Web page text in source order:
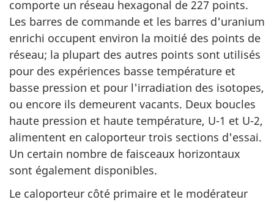
comporte un réseau hexagonal de 227 points.
Les barres de commande et les barres d'uranium
enrichi occupent environ la moitié des points de
réseau; la plupart des autres points sont utilisés
pour des expériences basse température et
basse pression et pour l'irradiation des isotopes,
ou encore ils demeurent vacants. Deux boucles
haute pression et haute température, U-1 et U-2,
alimentent en caloporteur trois sections d'essai.
Un certain nombre de faisceaux horizontaux
sont également disponibles.
Le caloporteur côté primaire et le modérateur